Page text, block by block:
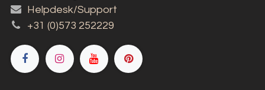
Helpdesk/Support
+31 (0)573 252229